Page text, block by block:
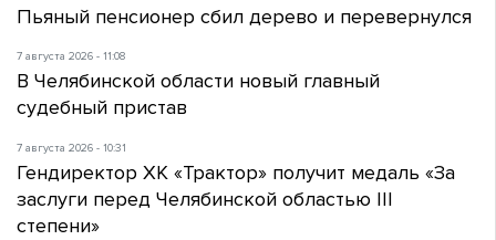
Пьяный пенсионер сбил дерево и перевернулся
7 августа 2026 - 11:08
В Челябинской области новый главный
судебный пристав
7 августа 2026 - 10:31
Гендиректор ХК «Трактор» получит медаль «За
заслуги перед Челябинской областью III
степени»